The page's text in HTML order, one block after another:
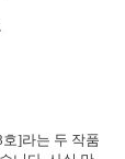
]라는 두 작품